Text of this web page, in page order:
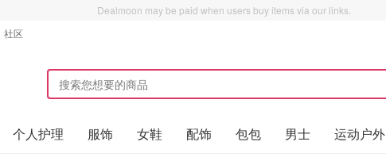
Dealmoon may be paid when users buy items via our links.
社区
个人护理 服饰 女鞋 配饰 包包 男士 运动户外